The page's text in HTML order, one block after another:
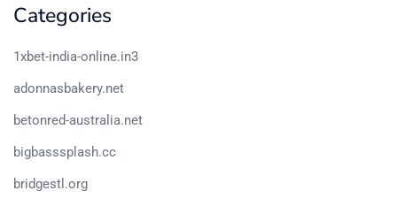
Categories
1xbet-india-online.in3
adonnasbakery.net
betonred-australia.net
bigbasssplash.cc
bridgestl.org